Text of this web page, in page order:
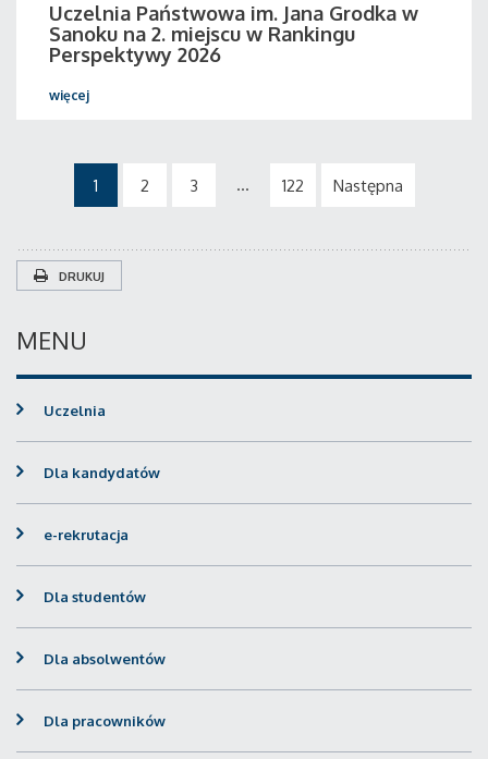
Uczelnia Państwowa im. Jana Grodka w
Sanoku na 2. miejscu w Rankingu
Perspektywy 2026
więcej
1 2 3 ... 122 Następna
DRUKUJ
MENU
Uczelnia
Dla kandydatów
e-rekrutacja
Dla studentów
Dla absolwentów
Dla pracowników